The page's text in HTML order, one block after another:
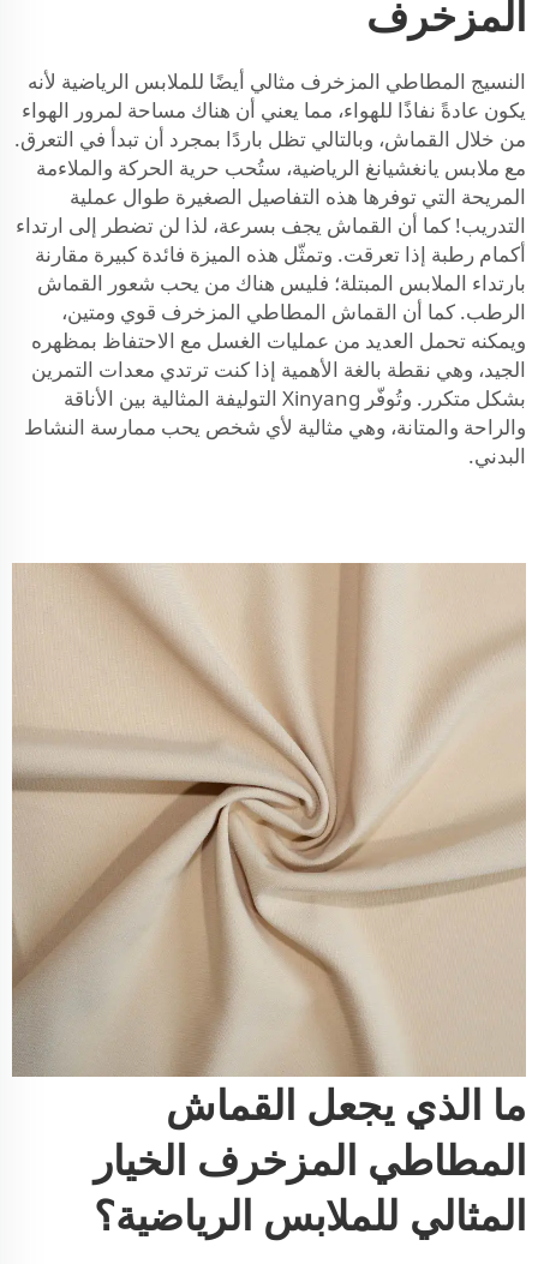
المزخرف
النسيج المطاطي المزخرف مثالي أيضًا للملابس الرياضية لأنه
يكون عادةً نفاذًا للهواء، مما يعني أن هناك مساحة لمرور الهواء
من خلال القماش، وبالتالي تظل باردًا بمجرد أن تبدأ في التعرق.
مع ملابس يانغشيانغ الرياضية، ستُحب حرية الحركة والملاءمة
المريحة التي توفرها هذه التفاصيل الصغيرة طوال عملية
التدريب! كما أن القماش يجف بسرعة، لذا لن تضطر إلى ارتداء
أكمام رطبة إذا تعرقت. وتمثّل هذه الميزة فائدة كبيرة مقارنة
بارتداء الملابس المبتلة؛ فليس هناك من يحب شعور القماش
الرطب. كما أن القماش المطاطي المزخرف قوي ومتين،
ويمكنه تحمل العديد من عمليات الغسل مع الاحتفاظ بمظهره
الجيد، وهي نقطة بالغة الأهمية إذا كنت ترتدي معدات التمرين
بشكل متكرر. وتُوفّر Xinyang التوليفة المثالية بين الأناقة
والراحة والمتانة، وهي مثالية لأي شخص يحب ممارسة النشاط
البدني.
ما الذي يجعل القماش
المطاطي المزخرف الخيار
المثالي للملابس الرياضية؟